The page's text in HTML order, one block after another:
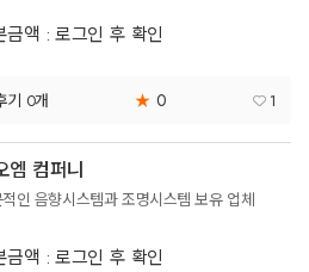
금액 : 로그인 후 확인
기 0개 ★ 0 1
엠 컴퍼니
인 음향시스템과 조명시스템 보유 업체
금액 : 로그인 후 확인